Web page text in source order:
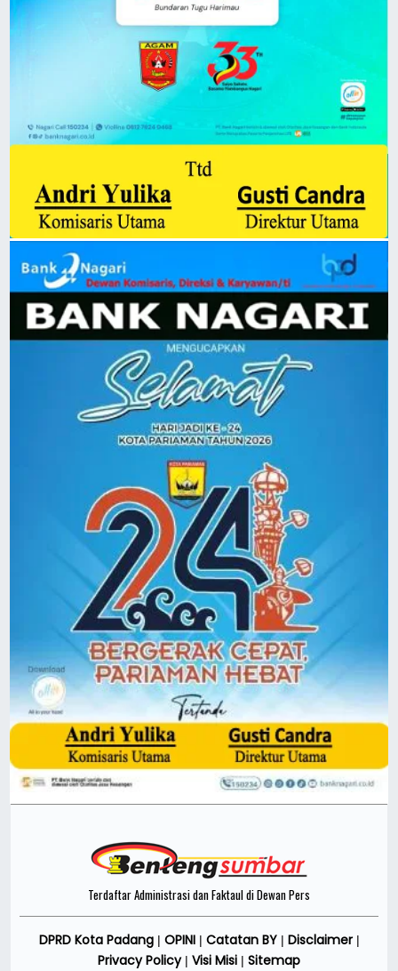
Terdaftar Administrasi dan Faktaul di Dewan Pers
DPRD Kota Padang| OPINI| Catatan BY| Disclaimer|
Privacy Policy| Visi Misi | Sitemap